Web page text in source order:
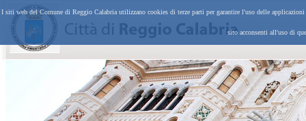
I siti web del Comune di Reggio Calabria utilizzano cookies di terze parti per garantire l'uso delle
sito acconsenti all'uso di